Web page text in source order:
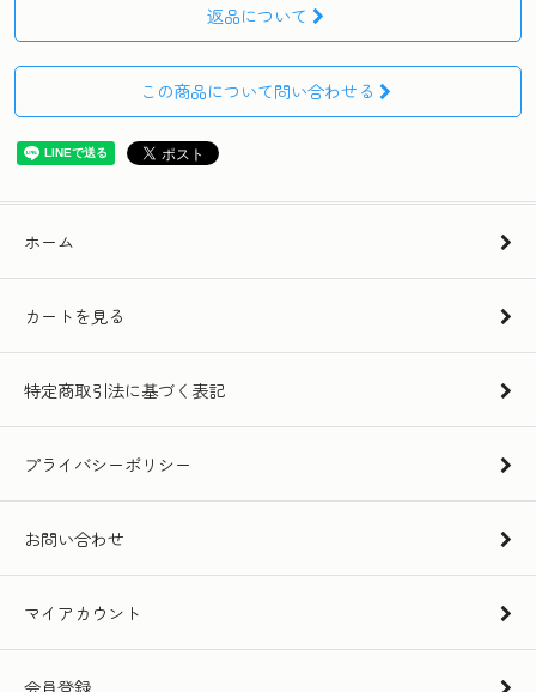
返品について
この商品について問い合わせる
ホーム
カートを見る
特定商取引法に基づく表記
プライバシーポリシー
お問い合わせ
マイアカウント
会員登録